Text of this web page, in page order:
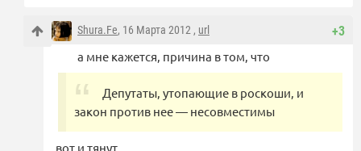
+3
Shura.Fe, 16 Марта 2012 , url
а мне кажется, причина в том, что
Депутаты, утопающие в роскоши, и
закон против нее — несовместимы
вот и тянут